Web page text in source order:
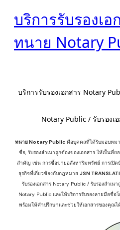
บริการรับรองเอ
ทนาย Notary
บริการรับรองเอกสาร Notary
Notary Public / รับรองเ
ทนาย Notary Public คือบุคคลที่ได้รับมอบหมา
ชื่อ, รับรองสำเนาถูกต้องของเอกสาร ให้เป็นที่ย
สำคัญ เช่น การซื้อขายอสังหาริมทรัพย์ การเปิ
ธุรกิจที่เกี่ยวข้องกับกฎหมาย JSN
รับรองเอกสาร Notary Public / รับรองสำเ
Notary Public และให้บริการรับรองลายมือชื่อ
พร้อมให้คำปรึกษาและช่วยให้เอกสารของคุณไ